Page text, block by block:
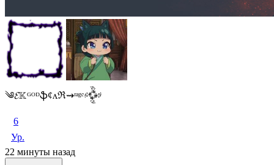
༄𝓔𝕂ᴳᴼᴰֆȼᴧℜ⇝ʳᵃᵍᵉ𒅒
6
Ур.
22 минуты назад